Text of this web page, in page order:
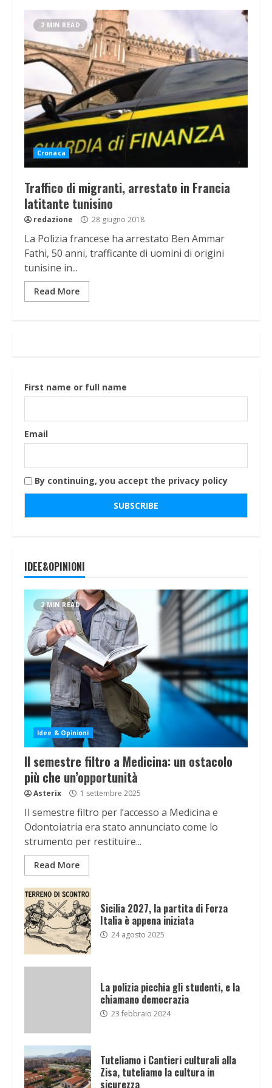
2 MIN READ
Cronaca
Traffico di migranti, arrestato in Francia
latitante tunisino
redazione 28 giugno 2018
La Polizia francese ha arrestato Ben Ammar
Fathi, 50 anni, trafficante di uomini di origini
tunisine in...
Read More
First name or full name
Email
By continuing, you accept the privacy policy
IDEE&OPINIONI
2 MIN READ
Idee & Opinioni
Il semestre filtro a Medicina: un ostacolo
più che un’opportunità
Asterix 1 settembre 2025
Il semestre filtro per l’accesso a Medicina e
Odontoiatria era stato annunciato come lo
strumento per restituire...
Read More
Sicilia 2027, la partita di Forza
Italia è appena iniziata
24 agosto 2025
La polizia picchia gli studenti, e la
chiamano democrazia
23 febbraio 2024
Tuteliamo i Cantieri culturali alla
Zisa, tuteliamo la cultura in
sicurezza